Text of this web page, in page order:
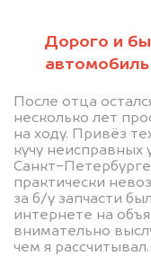
Дорого и
автомобиль
После отца
несколько лет
на ходу. Привёз
кучу неисправных
Санкт-Петербурге
практически
за б/у запчасти
интернете на
внимательно
чем я
Узнайте
Мы купим
дороже,